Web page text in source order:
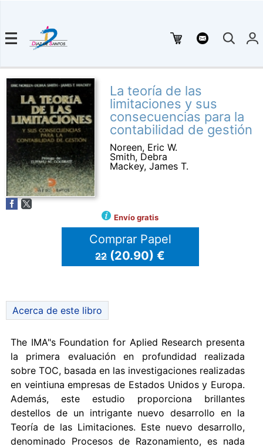
La teoría de las
limitaciones y sus
consecuencias para la
contabilidad de gestión
Noreen, Eric W.
Smith, Debra
Mackey, James T.
Envío gratis
Comprar Papel
22 (20.90) €
Acerca de este libro
The IMA"s Foundation for Aplied Research presenta
la primera evaluación en profundidad realizada
sobre TOC, basada en las investigaciones realizadas
en veintiuna empresas de Estados Unidos y Europa.
Además, este estudio proporciona brillantes
destellos de un intrigante nuevo desarrollo en la
Teoría de las Limitaciones. Este nuevo desarrollo,
denominado Procesos de Razonamiento, es nada